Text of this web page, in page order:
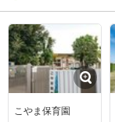
こやま保育園